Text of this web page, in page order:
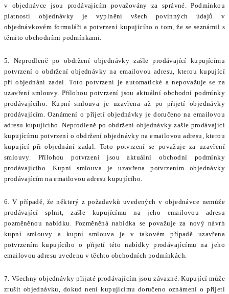
v objednávce jsou prodávajícím považovány za správné. Podmínkou
platnosti objednávky je vyplnění všech povinných údajů v
objednávkovém formuláři a potvrzení kupujícího o tom, že se seznámil s
těmito obchodními podmínkami.
5. Neprodleně po obdržení objednávky zašle prodávající kupujícímu
potvrzení o obdržení objednávky na emailovou adresu, kterou kupující
při objednání zadal. Toto potvrzení je automatické a nepovažuje se za
uzavření smlouvy. Přílohou potvrzení jsou aktuální obchodní podmínky
prodávajícího. Kupní smlouva je uzavřena až po přijetí objednávky
prodávajícím. Oznámení o přijetí objednávky je doručeno na emailovou
adresu kupujícího. Neprodleně po obdržení objednávky zašle prodávající
kupujícímu potvrzení o obdržení objednávky na emailovou adresu, kterou
kupující při objednání zadal. Toto potvrzení se považuje za uzavření
smlouvy. Přílohou potvrzení jsou aktuální obchodní podmínky
prodávajícího. Kupní smlouva je uzavřena potvrzením objednávky
prodávajícím na emailovou adresu kupujícího.
6. V případě, že některý z požadavků uvedených v objednávce nemůže
prodávající splnit, zašle kupujícímu na jeho emailovou adresu
pozměněnou nabídku. Pozměněná nabídka se považuje za nový návrh
kupní smlouvy a kupní smlouva je v takovém případě uzavřena
potvrzením kupujícího o přijetí této nabídky prodávajícímu na jeho
emailovou adresu uvedenu v těchto obchodních podmínkách.
7. Všechny objednávky přijaté prodávajícím jsou závazné. Kupující může
zrušit objednávku, dokud není kupujícímu doručeno oznámení o přijetí